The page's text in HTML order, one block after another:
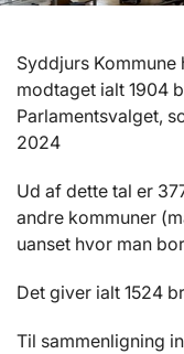
Syddjurs
modtaget ialt 1904
Parlamentsvalget,
2024
Ud af dette tal er
andre kommuner
uanset hvor man
Det giver ialt 1524
Til sammenligning